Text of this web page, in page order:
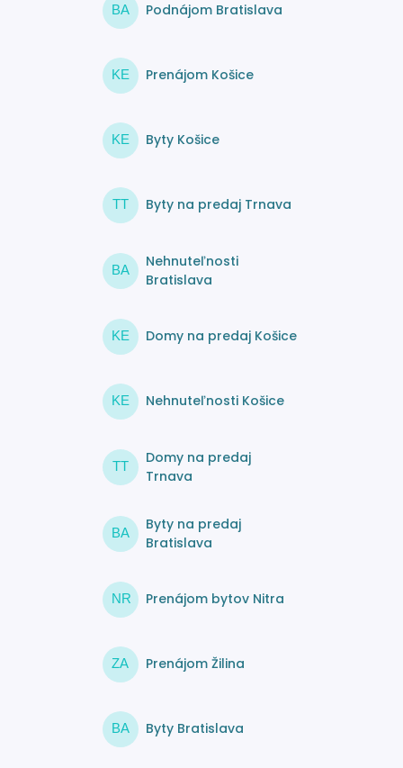
BA Podnájom Bratislava
KE Prenájom Košice
KE Byty Košice
TT Byty na predaj Trnava
BA
Nehnuteľnosti
Bratislava
KE Domy na predaj Košice
KE Nehnuteľnosti Košice
TT
Domy na predaj
Trnava
BA
Byty na predaj
Bratislava
NR Prenájom bytov Nitra
ZA Prenájom Žilina
BA Byty Bratislava